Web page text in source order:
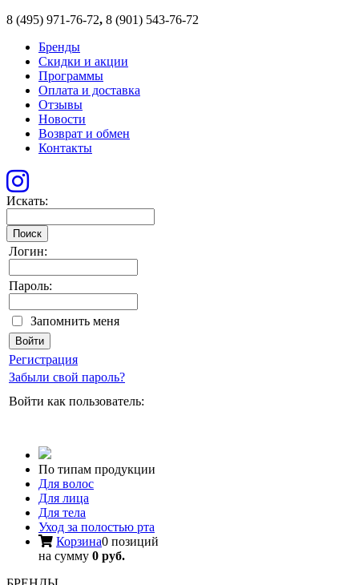
8 (495) 971-76-72, 8 (901) 543-76-72
Бренды
Скидки и акции
Программы
Оплата и доставка
Отзывы
Новости
Возврат и обмен
Контакты
Искать:
Поиск
Логин:
Пароль:
Запомнить меня
Регистрация
Забыли свой пароль?
Войти как пользователь:
По типам продукции
Для волос
Для лица
Для тела
Уход за полостью рта
Корзина0 позиций
на сумму 0 руб.